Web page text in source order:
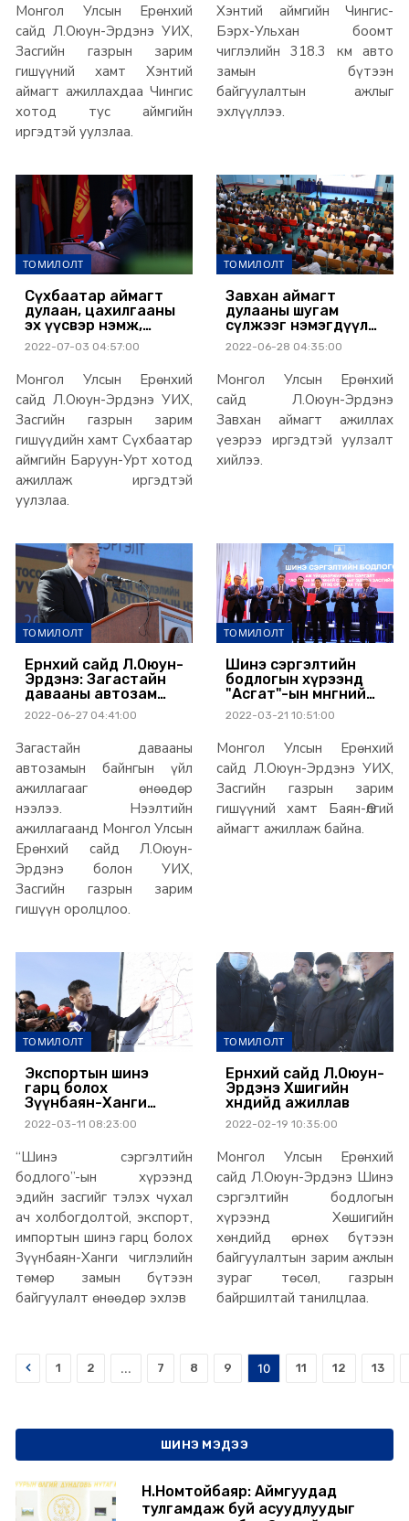
барина
Монгол Улсын Ерөнхий
сайд Л.Оюун-Эрдэнэ УИХ,
Засгийн газрын зарим
гишүүний хамт Хэнтий
аймагт ажиллахдаа Чингис
хотод тус аймгийн
иргэдтэй уулзлаа.
эхлүүллээ
Хэнтий аймгийн Чингис-
Бэрх-Ульхан боомт
чиглэлийн 318.3 км авто
замын бүтээн
байгуулалтын ажлыг
эхлүүллээ.
ТОМИЛОЛТ
Сүхбаатар аймагт
дулаан, цахилгааны
эх үүсвэр нэмж,
Баруун-Урт-
Сүхбаатар сум
хучилттай зам
тавина
2022-07-03 04:57:00
Монгол Улсын Ерөнхий
сайд Л.Оюун-Эрдэнэ УИХ,
Засгийн газрын зарим
гишүүдийн хамт Сүхбаатар
аймгийн Баруун-Урт хотод
ажиллаж иргэдтэй
уулзлаа.
ТОМИЛОЛТ
Завхан аймагт
дулааны шугам
сүлжээг нэмэгдүүлж,
Арцсуурь-
Нарийнсухайт
чиглэлийн 1255 км
төмөр замын төслийг
эхлүүлнэ
2022-06-28 04:35:00
Монгол Улсын Ерөнхий
сайд Л.Оюун-Эрдэнэ
Завхан аймагт ажиллах
үеэрээ иргэдтэй уулзалт
хийлээ.
ТОМИЛОЛТ
Ерөнхий сайд Л.Оюун-
Эрдэнэ: Загастайн
давааны автозам
бүрэн ашиглалтад
орж, 21 аймаг
нийслэл хоттой
хатуу хучилттай
автозамаар
холбогдлоо
2022-06-27 04:41:00
Загастайн давааны
автозамын байнгын үйл
ажиллагааг өнөөдөр
нээлээ. Нээлтийн
ажиллагаанд Монгол Улсын
Ерөнхий сайд Л.Оюун-
Эрдэнэ болон УИХ,
Засгийн газрын зарим
гишүүн оролцлоо.
ТОМИЛОЛТ
Шинэ сэргэлтийн
бодлогын хүрээнд
"Асгат"-ын мөнгөний
ордыг эдийн
засгийн эргэлтэд
2022-03-21 10:51:00
Монгол Улсын Ерөнхий
сайд Л.Оюун-Эрдэнэ УИХ,
Засгийн газрын зарим
гишүүний хамт Баян-Өлгий
аймагт ажиллаж байна.
ТОМИЛОЛТ
Экспортын шинэ
гарц болох
Зүүнбаян-Ханги
чиглэлийн төмөр
замын бүтээн
2022-03-11 08:23:00
“Шинэ сэргэлтийн
бодлого”-ын хүрээнд
эдийн засгийг тэлэх чухал
ач холбогдолтой, экспорт,
импортын шинэ гарц болох
Зүүнбаян-Ханги чиглэлийн
төмөр замын бүтээн
байгуулалт өнөөдөр эхлэв
ТОМИЛОЛТ
Ерөнхий сайд Л.Оюун-
Эрдэнэ Хөшигийн
хөндийд ажиллав
2022-02-19 10:35:00
Монгол Улсын Ерөнхий
сайд Л.Оюун-Эрдэнэ Шинэ
сэргэлтийн бодлогын
хүрээнд Хөшигийн
хөндийд өрнөх бүтээн
байгуулалтын зарим ажлын
зураг төсөл, газрын
байршилтай танилцлаа.
Prev 1 2 ... 7 8 9 10 11 12 13
ШИНЭ МЭДЭЭ
Н.Номтойбаяр: Аймгуудад
тулгамдаж буй асуудлуудыг